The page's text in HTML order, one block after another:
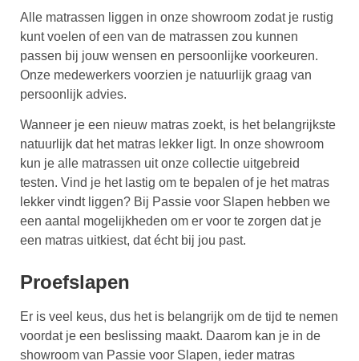
Alle matrassen liggen in onze showroom zodat je rustig
kunt voelen of een van de matrassen zou kunnen
passen bij jouw wensen en persoonlijke voorkeuren.
Onze medewerkers voorzien je natuurlijk graag van
persoonlijk advies.
Wanneer je een nieuw matras zoekt, is het belangrijkste
natuurlijk dat het matras lekker ligt. In onze showroom
kun je alle matrassen uit onze collectie uitgebreid
testen. Vind je het lastig om te bepalen of je het matras
lekker vindt liggen? Bij Passie voor Slapen hebben we
een aantal mogelijkheden om er voor te zorgen dat je
een matras uitkiest, dat écht bij jou past.
Proefslapen
Er is veel keus, dus het is belangrijk om de tijd te nemen
voordat je een beslissing maakt. Daarom kan je in de
showroom van Passie voor Slapen, ieder matras